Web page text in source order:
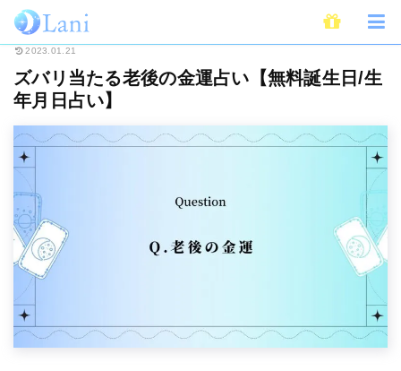
ホーム 無料占い ズバリ当たる老後の金運占い【無料誕生日/生年月日占い
2023.01.21
ズバリ当たる老後の金運占い【無料誕生日/生
年月日占い】